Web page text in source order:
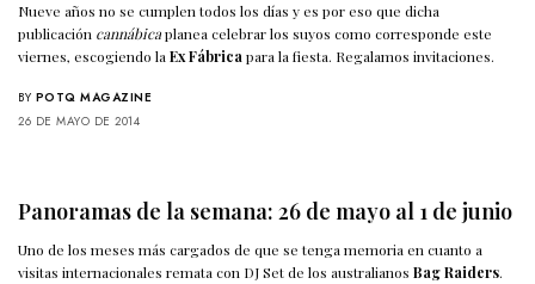
Nueve años no se cumplen todos los días y es por eso que dicha
publicación cannábicaplanea celebrar los suyos como corresponde este
viernes, escogiendo laEx Fábricapara la fiesta. Regalamos invitaciones.
BY POTQ MAGAZINE
26 DE MAYO DE 2014
Panoramas de la semana: 26 de mayo al 1 de junio
Uno de los meses más cargados de que se tenga memoria en cuanto a
visitas internacionales remata con DJ Set de los australianosBag Raiders.